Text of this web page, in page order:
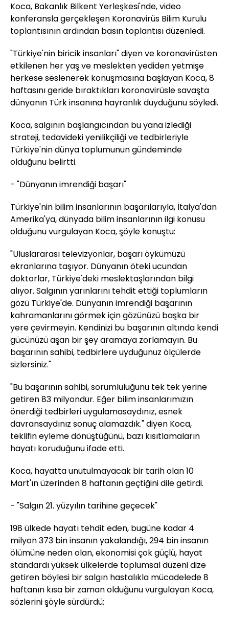
Koca, Bakanlık Bilkent Yerleşkesi'nde, video
konferansla gerçekleşen Koronavirüs Bilim Kurulu
toplantısının ardından basın toplantısı düzenledi.
"Türkiye'nin biricik insanları" diyen ve koronavirüsten
etkilenen her yaş ve meslekten yediden yetmişe
herkese seslenerek konuşmasına başlayan Koca, 8
haftasını geride bıraktıkları koronavirüsle savaşta
dünyanın Türk insanına hayranlık duyduğunu söyledi.
Koca, salgının başlangıcından bu yana izlediği
strateji, tedavideki yenilikçiliği ve tedbirleriyle
Türkiye'nin dünya toplumunun gündeminde
olduğunu belirtti.
- "Dünyanın imrendiği başarı"
Türkiye'nin bilim insanlarının başarılarıyla, İtalya'dan
Amerika'ya, dünyada bilim insanlarının ilgi konusu
olduğunu vurgulayan Koca, şöyle konuştu:
"Uluslararası televizyonlar, başarı öykümüzü
ekranlarına taşıyor. Dünyanın öteki ucundan
doktorlar, Türkiye'deki meslektaşlarından bilgi
alıyor. Salgının yarınlarını tehdit ettiği toplumların
gözü Türkiye'de. Dünyanın imrendiği başarının
kahramanlarını görmek için gözünüzü başka bir
yere çevirmeyin. Kendinizi bu başarının altında kendi
gücünüzü aşan bir şey aramaya zorlamayın. Bu
başarının sahibi, tedbirlere uyduğunuz ölçülerde
sizlersiniz."
"Bu başarının sahibi, sorumluluğunu tek tek yerine
getiren 83 milyondur. Eğer bilim insanlarımızın
önerdiği tedbirleri uygulamasaydınız, esnek
davransaydınız sonuç alamazdık." diyen Koca,
teklifin eyleme dönüştüğünü, bazı kısıtlamaların
hayatı koruduğunu ifade etti.
Koca, hayatta unutulmayacak bir tarih olan 10
Mart'ın üzerinden 8 haftanın geçtiğini dile getirdi.
- "Salgın 21. yüzyılın tarihine geçecek"
198 ülkede hayatı tehdit eden, bugüne kadar 4
milyon 373 bin insanın yakalandığı, 294 bin insanın
ölümüne neden olan, ekonomisi çok güçlü, hayat
standardı yüksek ülkelerde toplumsal düzeni dize
getiren böylesi bir salgın hastalıkla mücadelede 8
haftanın kısa bir zaman olduğunu vurgulayan Koca,
sözlerini şöyle sürdürdü: